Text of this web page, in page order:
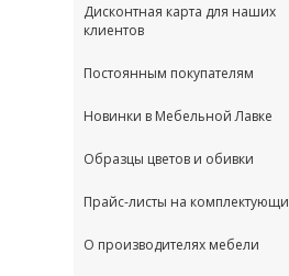
Дисконтная карта для наших
клиентов
Постоянным покупателям
Новинки в Мебельной Лавке
Образцы цветов и обивки
Прайс-листы на
О производителях мебели